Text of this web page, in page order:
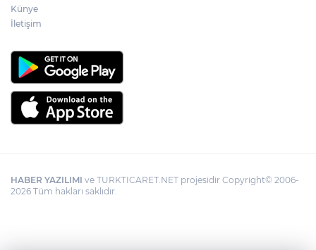
Künye
İletişim
HABER YAZILIMI ve TURKTICARET.NET projesidir Copyright© 2006-
2026 Tüm hakları saklıdır.